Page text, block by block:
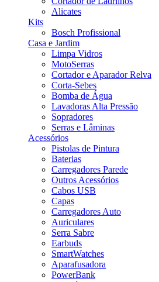
Alicates
Kits
Bosch Profissional
Casa e Jardim
Limpa Vidros
MotoSerras
Cortador e Aparador Relva
Corta-Sebes
Bomba de Água
Lavadoras Alta Pressão
Sopradores
Serras e Lâminas
Acessórios
Pistolas de Pintura
Baterias
Carregadores Parede
Outros Acessórios
Cabos USB
Capas
Carregadores Auto
Auriculares
Serra Sabre
Earbuds
SmartWatches
Aparafusadora
PowerBank